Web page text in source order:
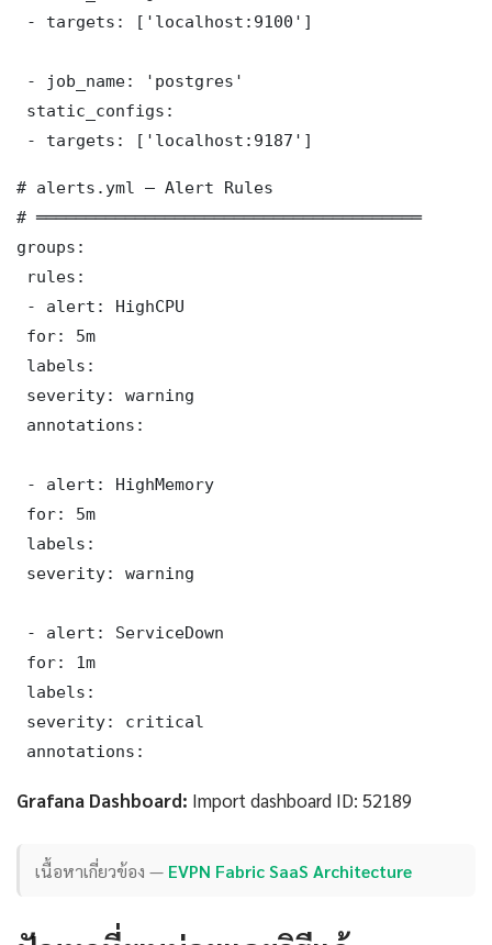
- targets: ['localhost:9100']
- job_name: 'postgres'
static_configs:
- targets: ['localhost:9187']
# alerts.yml — Alert Rules
# ═══════════════════════════════════════
groups:
rules:
- alert: HighCPU
for: 5m
labels:
severity: warning
annotations:
- alert: HighMemory
for: 5m
labels:
severity: warning
- alert: ServiceDown
for: 1m
labels:
severity: critical
annotations:
Grafana Dashboard: Import dashboard ID: 52189
เนื้อหาเกี่ยวข้อง — EVPN Fabric SaaS Architecture